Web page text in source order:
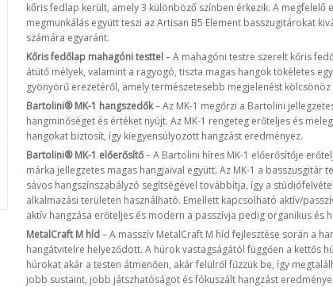
kőris fedlap került, amely 3 különböző színben érkezik. A megfelelő
megmunkálás együtt teszi az Artisan B5 Element basszugitárokat
számára egyaránt.
Kőris fedőlap mahagóni testtel– A mahagóni testre szerelt kőris
átütő mélyek, valamint a ragyogó, tiszta magas hangok tökéletes
gyönyörű erezetéről, amely természetesebb megjelenést kölcsönöz
Bartolini® MK-1 hangszedők– Az MK-1 megőrzi a Bartolini
hangminőséget és értéket nyújt. Az MK-1 rengeteg erőteljes és
hangokat biztosít, így kiegyensúlyozott hangzást eredményez.
Bartolini® MK-1 előerősítő– A Bartolini híres MK-1 előerősítője
márka jellegzetes magas hangjaival együtt. Az MK-1 a basszusgitár
sávos hangszínszabályzó segítségével továbbítja, így a
alkalmazási területen használható. Emellett kapcsolható aktív/
aktív hangzása erőteljes és modern a passzívja pedig organikus és
MetalCraft M híd– A masszív MetalCraft M híd fejlesztése során a
hangátvitelre helyeződött. A húrok vastagságától függően a kettős
húrokat akár a testen átmenően, akár felülről fűzzük be, így
jobb sustaint, jobb játszhatóságot és fókuszált hangzást